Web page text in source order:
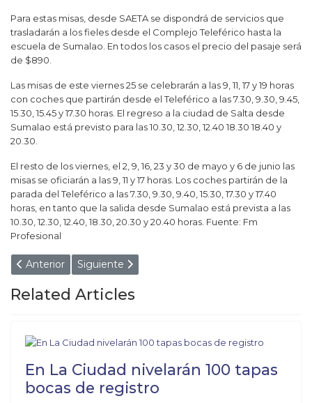
Para estas misas, desde SAETA se dispondrá de servicios que
trasladarán a los fieles desde el Complejo Teleférico hasta la
escuela de Sumalao. En todos los casos el precio del pasaje será
de $890.
Las misas de este viernes 25 se celebrarán a las 9, 11, 17 y 19 horas
con coches que partirán desde el Teleférico a las 7.30, 9.30, 9.45,
15.30, 15.45 y 17.30 horas. El regreso a la ciudad de Salta desde
Sumalao está previsto para las 10.30, 12.30, 12.40 18.30 18.40 y
20.30.
El resto de los viernes, el 2, 9, 16, 23 y 30 de mayo y 6 de junio las
misas se oficiarán a las 9, 11 y 17 horas. Los coches partirán de la
parada del Teleférico a las 7.30, 9.30, 9.40, 15.30, 17.30 y 17.40
horas, en tanto que la salida desde Sumalao está prevista a las
10.30, 12.30, 12.40, 18.30, 20.30 y 20.40 horas. Fuente: Fm
Profesional
Artículo anterior: El senador Leavy en contra del plan
Anterior Artículo siguiente: Alerta máxima: el Gobierno
Siguiente
Related Articles
En La Ciudad nivelarán 100 tapas
bocas de registro